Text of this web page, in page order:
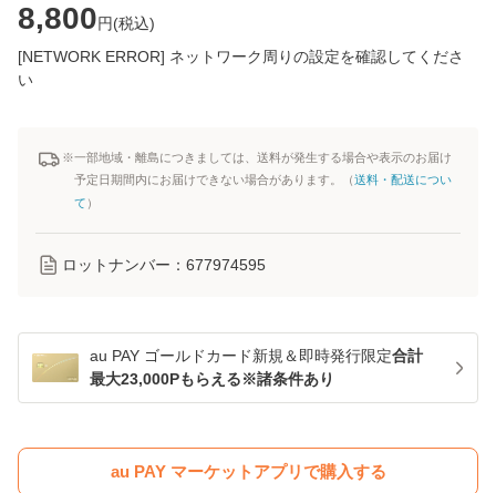
8,800円(税込)
[NETWORK ERROR] ネットワーク周りの設定を確認してくださ
い
※一部地域・離島につきましては、送料が発生する場合や表示のお届け
予定日期間内にお届けできない場合があります。（送料・配送につい
て ）
ロットナンバー： 677974595
au PAY ゴールドカード新規＆即時発行限定合計
最大23,000Pもらえる※諸条件あり
au PAY マーケットアプリで購入する